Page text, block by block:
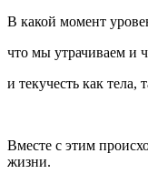
В какой момент
что мы утрачиваем и
и текучесть как тела,
Вместе с этим
жизни.